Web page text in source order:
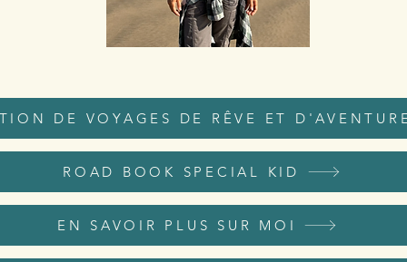
DE VOYAGES DE RÊVE ET
EN SAVOIR PLUS SUR MOI
ROAD BOOK SPECIAL KID